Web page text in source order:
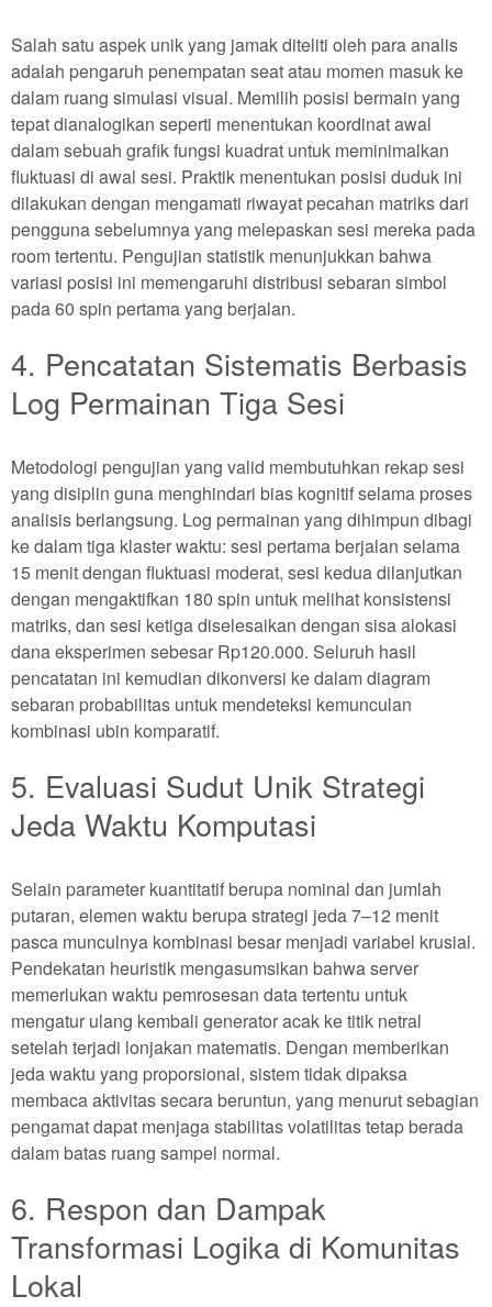
Salah satu aspek unik yang jamak diteliti oleh para analis
adalah pengaruh penempatan seat atau momen masuk ke
dalam ruang simulasi visual. Memilih posisi bermain yang
tepat dianalogikan seperti menentukan koordinat awal
dalam sebuah grafik fungsi kuadrat untuk meminimalkan
fluktuasi di awal sesi. Praktik menentukan posisi duduk ini
dilakukan dengan mengamati riwayat pecahan matriks dari
pengguna sebelumnya yang melepaskan sesi mereka pada
room tertentu. Pengujian statistik menunjukkan bahwa
variasi posisi ini memengaruhi distribusi sebaran simbol
pada 60 spin pertama yang berjalan.
4. Pencatatan Sistematis Berbasis
Log Permainan Tiga Sesi
Metodologi pengujian yang valid membutuhkan rekap sesi
yang disiplin guna menghindari bias kognitif selama proses
analisis berlangsung. Log permainan yang dihimpun dibagi
ke dalam tiga klaster waktu: sesi pertama berjalan selama
15 menit dengan fluktuasi moderat, sesi kedua dilanjutkan
dengan mengaktifkan 180 spin untuk melihat konsistensi
matriks, dan sesi ketiga diselesaikan dengan sisa alokasi
dana eksperimen sebesar Rp120.000. Seluruh hasil
pencatatan ini kemudian dikonversi ke dalam diagram
sebaran probabilitas untuk mendeteksi kemunculan
kombinasi ubin komparatif.
5. Evaluasi Sudut Unik Strategi
Jeda Waktu Komputasi
Selain parameter kuantitatif berupa nominal dan jumlah
putaran, elemen waktu berupa strategi jeda 7–12 menit
pasca munculnya kombinasi besar menjadi variabel krusial.
Pendekatan heuristik mengasumsikan bahwa server
memerlukan waktu pemrosesan data tertentu untuk
mengatur ulang kembali generator acak ke titik netral
setelah terjadi lonjakan matematis. Dengan memberikan
jeda waktu yang proporsional, sistem tidak dipaksa
membaca aktivitas secara beruntun, yang menurut sebagian
pengamat dapat menjaga stabilitas volatilitas tetap berada
dalam batas ruang sampel normal.
6. Respon dan Dampak
Transformasi Logika di Komunitas
Lokal